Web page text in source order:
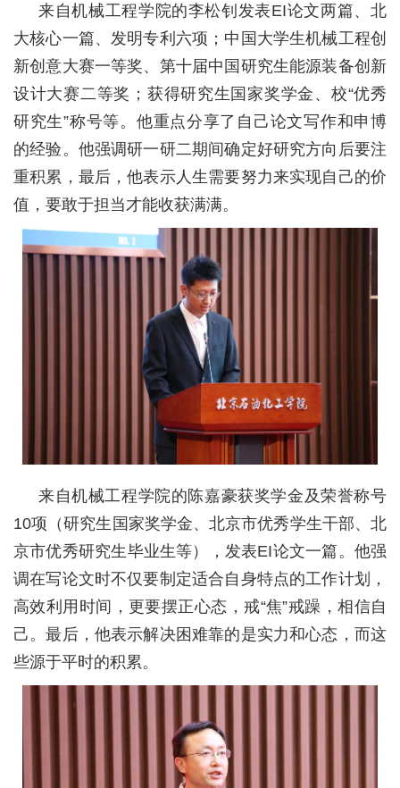
来自机械工程学院的李松钊发表EI论文两篇、北
大核心一篇、发明专利六项；中国大学生机械工程创
新创意大赛一等奖、第十届中国研究生能源装备创新
设计大赛二等奖；获得研究生国家奖学金、校“优秀
研究生”称号等。他重点分享了自己论文写作和申博
的经验。他强调研一研二期间确定好研究方向后要注
重积累，最后，他表示人生需要努力来实现自己的价
值，要敢于担当才能收获满满。
来自机械工程学院的陈嘉豪获奖学金及荣誉称号
10项（研究生国家奖学金、北京市优秀学生干部、北
京市优秀研究生毕业生等），发表EI论文一篇。他强
调在写论文时不仅要制定适合自身特点的工作计划，
高效利用时间，更要摆正心态，戒“焦”戒躁，相信自
己。最后，他表示解决困难靠的是实力和心态，而这
些源于平时的积累。